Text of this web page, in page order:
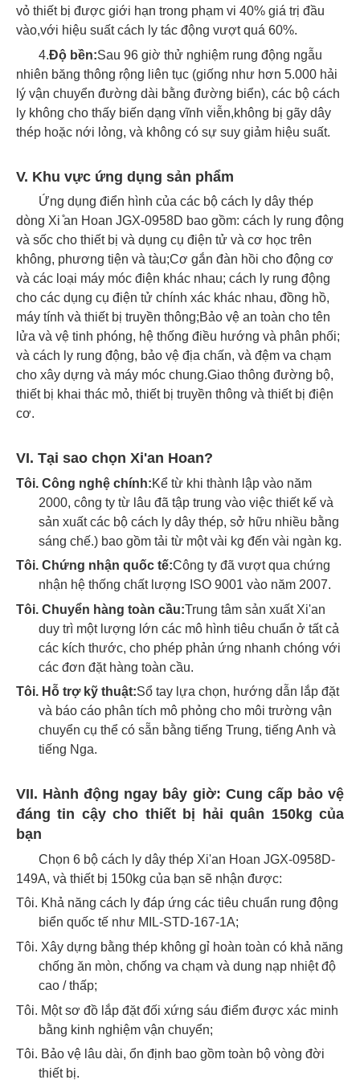
vỏ thiết bị được giới hạn trong phạm vi 40% giá trị đầu
vào,với hiệu suất cách ly tác động vượt quá 60%.
4.Độ bền:Sau 96 giờ thử nghiệm rung động ngẫu
nhiên băng thông rộng liên tục (giống như hơn 5.000 hải
lý vận chuyển đường dài bằng đường biển), các bộ cách
ly không cho thấy biến dạng vĩnh viễn,không bị gãy dây
thép hoặc nới lỏng, và không có sự suy giảm hiệu suất.
V. Khu vực ứng dụng sản phẩm
Ứng dụng điển hình của các bộ cách ly dây thép
dòng Xi ̊an Hoan JGX-0958D bao gồm: cách ly rung động
và sốc cho thiết bị và dụng cụ điện tử và cơ học trên
không, phương tiện và tàu;Cơ gắn đàn hồi cho động cơ
và các loại máy móc điện khác nhau; cách ly rung động
cho các dụng cụ điện tử chính xác khác nhau, đồng hồ,
máy tính và thiết bị truyền thông;Bảo vệ an toàn cho tên
lửa và vệ tinh phóng, hệ thống điều hướng và phân phối;
và cách ly rung động, bảo vệ địa chấn, và đệm va chạm
cho xây dựng và máy móc chung.Giao thông đường bộ,
thiết bị khai thác mỏ, thiết bị truyền thông và thiết bị điện
cơ.
VI. Tại sao chọn Xi'an Hoan?
Tôi. Công nghệ chính:Kể từ khi thành lập vào năm
2000, công ty từ lâu đã tập trung vào việc thiết kế và
sản xuất các bộ cách ly dây thép, sở hữu nhiều bằng
sáng chế.) bao gồm tải từ một vài kg đến vài ngàn kg.
Tôi. Chứng nhận quốc tế:Công ty đã vượt qua chứng
nhận hệ thống chất lượng ISO 9001 vào năm 2007.
Tôi. Chuyển hàng toàn cầu:Trung tâm sản xuất Xi'an
duy trì một lượng lớn các mô hình tiêu chuẩn ở tất cả
các kích thước, cho phép phản ứng nhanh chóng với
các đơn đặt hàng toàn cầu.
Tôi. Hỗ trợ kỹ thuật:Sổ tay lựa chọn, hướng dẫn lắp đặt
và báo cáo phân tích mô phỏng cho môi trường vận
chuyển cụ thể có sẵn bằng tiếng Trung, tiếng Anh và
tiếng Nga.
VII. Hành động ngay bây giờ: Cung cấp bảo vệ
đáng tin cậy cho thiết bị hải quân 150kg của
bạn
Chọn 6 bộ cách ly dây thép Xi'an Hoan JGX-0958D-
149A, và thiết bị 150kg của bạn sẽ nhận được:
Tôi. Khả năng cách ly đáp ứng các tiêu chuẩn rung động
biển quốc tế như MIL-STD-167-1A;
Tôi. Xây dựng bằng thép không gỉ hoàn toàn có khả năng
chống ăn mòn, chống va chạm và dung nạp nhiệt độ
cao / thấp;
Tôi. Một sơ đồ lắp đặt đối xứng sáu điểm được xác minh
bằng kinh nghiệm vận chuyển;
Tôi. Bảo vệ lâu dài, ổn định bao gồm toàn bộ vòng đời
thiết bị.